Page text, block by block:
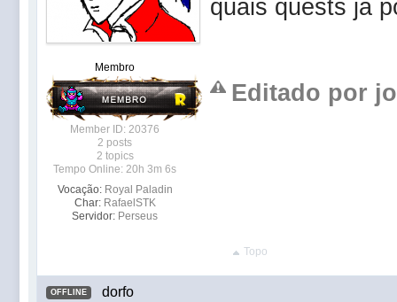
Membro
Member ID: 20376
2 posts
2 topics
Tempo Online: 20h 3m 6s
Vocação: Royal Paladin
Char: RafaelSTK
Servidor: Perseus
quais quests ja
Editado por
Topo
OFFLINE dorfo